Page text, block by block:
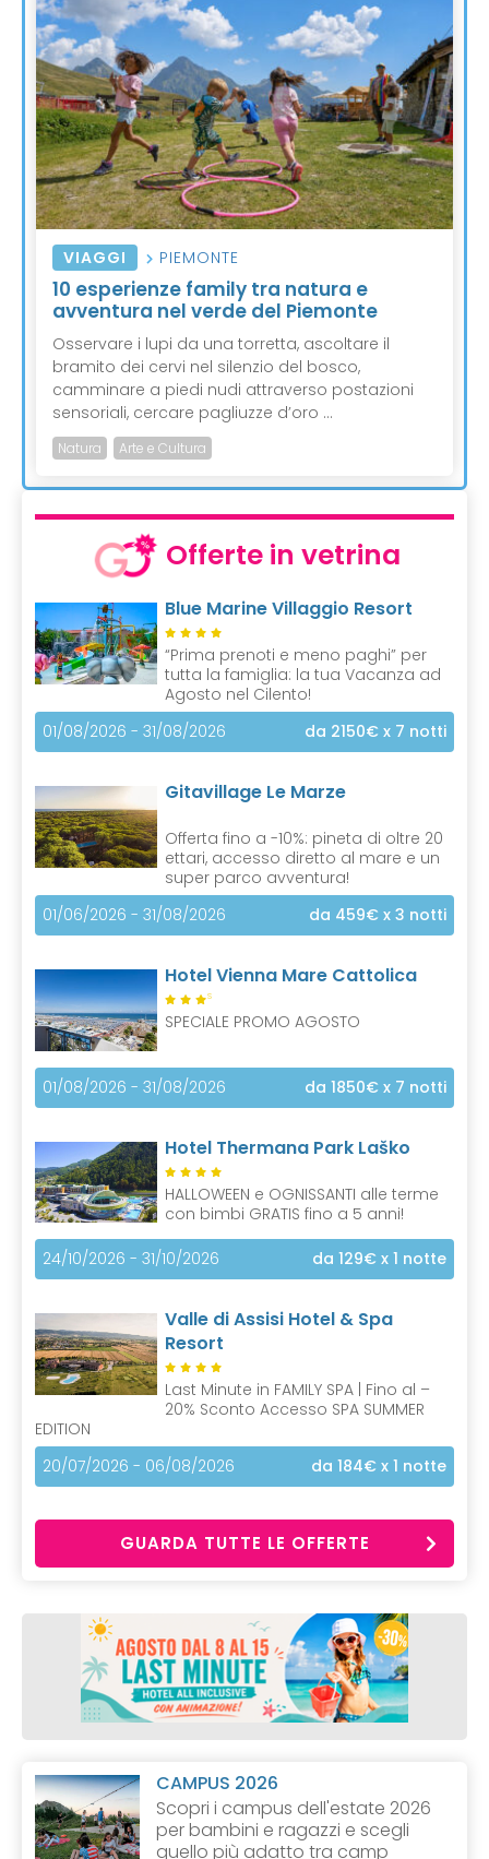
VIAGGI PIEMONTE
10 esperienze family tra natura e
avventura nel verde del Piemonte
Osservare i lupi da una torretta, ascoltare il
bramito dei cervi nel silenzio del bosco,
camminare a piedi nudi attraverso postazioni
sensoriali, cercare pagliuzze d’oro ...
Natura Arte e Cultura
Offerte in vetrina
Blue Marine Villaggio Resort
“Prima prenoti e meno paghi” per
tutta la famiglia: la tua Vacanza ad
Agosto nel Cilento!
01/08/2026 - 31/08/2026
da 2150€ x 7 notti
Gitavillage Le Marze
Offerta fino a -10%: pineta di oltre 20
ettari, accesso diretto al mare e un
super parco avventura!
01/06/2026 - 31/08/2026
da 459€ x 3 notti
Hotel Vienna Mare Cattolica
S
SPECIALE PROMO AGOSTO
01/08/2026 - 31/08/2026 da 1850€ x 7 notti
Hotel Thermana Park Laško
HALLOWEEN e OGNISSANTI alle terme
con bimbi GRATIS fino a 5 anni!
24/10/2026 - 31/10/2026 da 129€ x 1 notte
Valle di Assisi Hotel & Spa
Resort
Last Minute in FAMILY SPA | Fino al –
20% Sconto Accesso SPA SUMMER
EDITION
20/07/2026 - 06/08/2026
da 184€ x 1 notte
GUARDA TUTTE LE OFFERTE
CAMPUS 2026
Scopri i campus dell'estate 2026
per bambini e ragazzi e scegli
quello più adatto tra camp